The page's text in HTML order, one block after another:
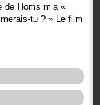
Homs m’a «
tu ? » Le film